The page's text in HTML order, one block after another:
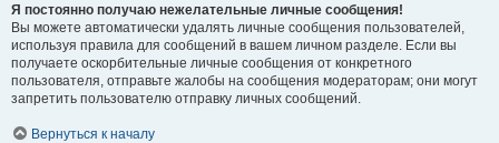
Я постоянно получаю нежелательные личные сообщения!
Вы можете автоматически удалять личные сообщения пользователей,
используя правила для сообщений в вашем личном разделе. Если вы
получаете оскорбительные личные сообщения от конкретного
пользователя, отправьте жалобы на сообщения модераторам; они могут
запретить пользователю отправку личных сообщений.
Вернуться к началу